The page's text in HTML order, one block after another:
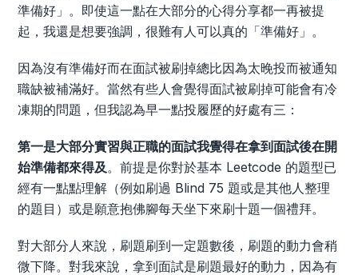
準備好」。即使這一點在大部分的心得分享都一再被提
起，我還是想要強調，很難有人可以真的「準備好」。
因為沒有準備好而在面試被刷掉總比因為太晚投而被通知
職缺被補滿好。當然有些人會覺得面試被刷掉可能會有冷
凍期的問題，但我認為早一點投履歷的好處有三：
第一是大部分實習與正職的面試我覺得在拿到面試後在開
始準備都來得及 。前提是你對於基本 Leetcode 的題型已
經有一點點理解（例如刷過 Blind 75 題或是其他人整理
的題目）或是願意抱佛腳每天坐下來刷十題一個禮拜。
對大部分人來說，刷題刷到一定題數後，刷題的動力會稍
微下降。對我來說，拿到面試是刷題最好的動力，因為有